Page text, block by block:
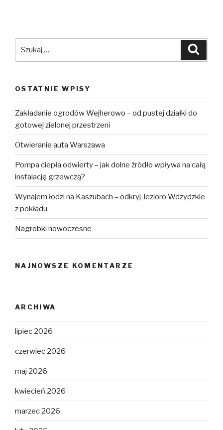
OSTATNIE WPISY
Zakładanie ogrodów Wejherowo – od pustej działki do
gotowej zielonej przestrzeni
Otwieranie auta Warszawa
Pompa ciepła odwierty – jak dolne źródło wpływa na całą
instalację grzewczą?
Wynajem łodzi na Kaszubach – odkryj Jezioro Wdzydzkie
z pokładu
Nagrobki nowoczesne
NAJNOWSZE KOMENTARZE
ARCHIWA
lipiec 2026
czerwiec 2026
maj 2026
kwiecień 2026
marzec 2026